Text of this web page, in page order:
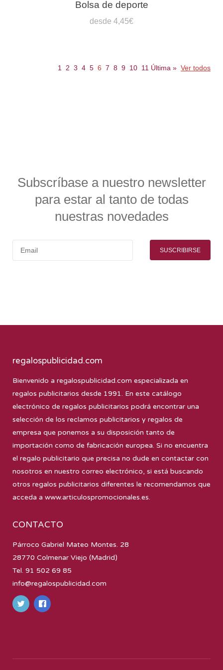
Bolsa de deporte
desde 4,45€
1 2 3 4 5 6 7 8 9 10 11 Última » Ver todos
Subscríbase a nuestro newsletter
para estar al tanto de todas
nuestras novedades
SUSCRIBIRSE
regalospublicidad.com
Bienvenido a regalospublicidad.com especializada en
regalos publicitarios desde 1991. En este catálogo
electrónico de regalos publicitarios podrá encontrar una
selección de los reclamos publicitarios y regalos de
empresa que ponemos a su disposición tanto de
importación como de fabricación europea. Si no encuentra
el regalo publicitario que precisa no dude en contactar con
nosotros en nuestro correo electrónico, si está buscando
otros regalos publicitarios diferentes le recomendamos que
acceda a www.articulospromocionales.es.
CONTACTO
Párroco Gabriel Mateo Montes. 28
28770 Colmenar Viejo (Madrid)
Tel. 91 502 69 85
info@regalospublicidad.com